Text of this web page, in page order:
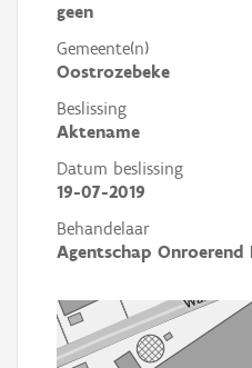
geen
Gemeente(n)
Oostrozebeke
Beslissing
Aktename
Datum beslissing
19-07-2019
Behandelaar
Agentschap Onroerend